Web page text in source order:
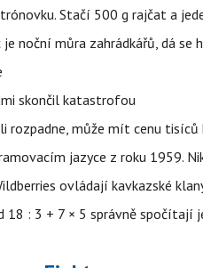
Stačí 500 g rajčat a
noční můra zahrádkářů, dá se
skončil katastrofou
rozpadne, může mít cenu tisíců
jazyce z roku 1959.
ovládají kavkazské
: 3 + 7 × 5 správně spočítají